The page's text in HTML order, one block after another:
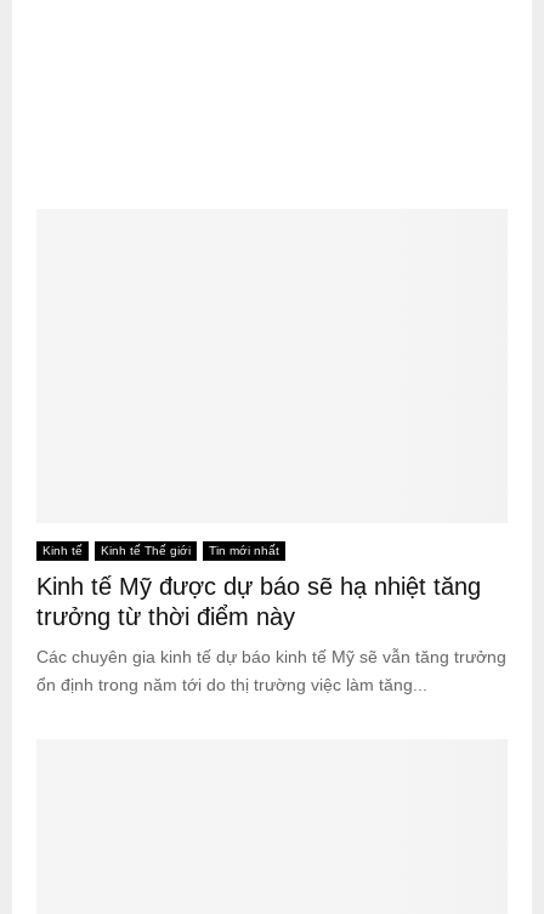
Kinh tế Kinh tế Thế giới Tin mới nhất
Kinh tế Mỹ được dự báo sẽ hạ nhiệt tăng
trưởng từ thời điểm này
Các chuyên gia kinh tế dự báo kinh tế Mỹ sẽ vẫn tăng trưởng
ổn định trong năm tới do thị trường việc làm tăng...